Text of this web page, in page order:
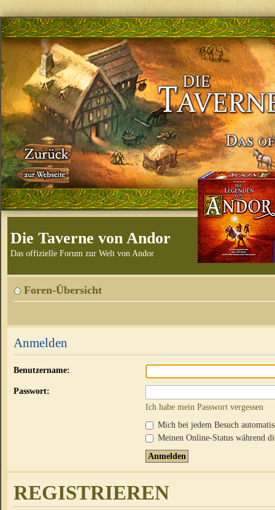
Die Taverne von Andor
Das offizielle Forum zur Welt von Andor
Foren-Übersicht
Anmelden
Benutzername:
Passwort:
Ich habe mein Passwort vergessen
Mich bei jedem Besuch
Meinen Online-Status während
REGISTRIEREN